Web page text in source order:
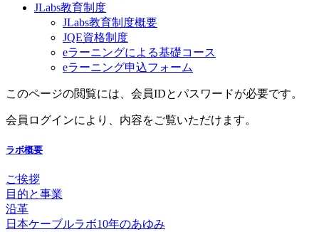
JLabs教育制度
JLabs教育制度概要
JQE資格制度
eラーニングによる基礎コース
eラーニング申込フォーム
このページの閲覧には、会員IDとパスワードが必要です。
会員ログインにより、内容をご覧いただけます。
ラボ概要
ご挨拶
目的と事業
沿革
日本ケーブルラボ10年のあゆみ